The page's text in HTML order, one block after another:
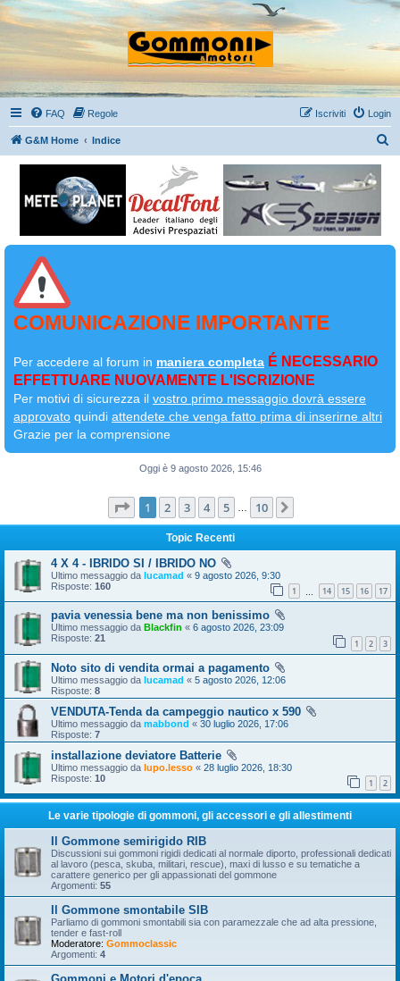
FAQ Regole Login
Iscriviti
G&M Home Indice
COMUNICAZIONE IMPORTANTE
Per accedere al forum in maniera completa É NECESSARIO
EFFETTUARE NUOVAMENTE L'ISCRIZIONE
Per motivi di sicurezza il vostro primo messaggio dovrà essere
approvato quindi attendete che venga fatto prima di inserirne altri
Grazie per la comprensione
Oggi è 9 agosto 2026, 15:46
Pagina di 10
1 2 3 4 5 10
Topic Recenti
4 X 4 - IBRIDO SI / IBRIDO NO
Ultimo messaggio da lucamad « 9 agosto 2026, 9:30
Risposte: 160 1 14 15 16 17
pavia venessia bene ma non benissimo
Ultimo messaggio da Blackfin « 6 agosto 2026, 23:09
Risposte: 21 1 2 3
Noto sito di vendita ormai a pagamento
Ultimo messaggio da lucamad « 5 agosto 2026, 12:06
Risposte: 8
VENDUTA-Tenda da campeggio nautico x 590
Ultimo messaggio da mabbond « 30 luglio 2026, 17:06
Risposte: 7
installazione deviatore Batterie
Ultimo messaggio da lupo.lesso « 28 luglio 2026, 18:30
Risposte: 10 1 2
Le varie tipologie di gommoni, gli accessori e gli allestimenti
Il Gommone semirigido RIB
Discussioni sui gommoni rigidi dedicati al normale diporto, professionali dedicati
al lavoro (pesca, skuba, militari, rescue), maxi di lusso e su tematiche a
carattere generico per gli appassionati del gommone
Argomenti: 55
Il Gommone smontabile SIB
Parliamo di gommoni smontabili sia con paramezzale che ad alta pressione,
tender e fast-roll
Moderatore: Gommoclassic
Argomenti: 4